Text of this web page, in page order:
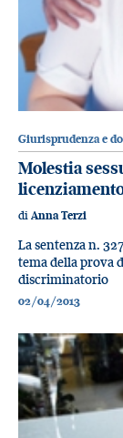
Giurisprudenza e
Molestia
di Anna Terzi
La sentenza n.
tema della prova
discriminatorio
02/04/2013